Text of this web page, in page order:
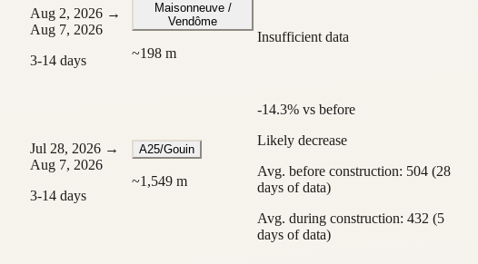
Aug 2, 2026 →
Aug 7, 2026
3-14 days
Maisonneuve /
Vendôme
~198 m
Insufficient data
Jul 28, 2026 →
Aug 7, 2026
3-14 days
A25/Gouin
~1,549 m
-14.3% vs before
Likely decrease
Avg. before construction: 504 (28
days of data)
Avg. during construction: 432 (5
days of data)